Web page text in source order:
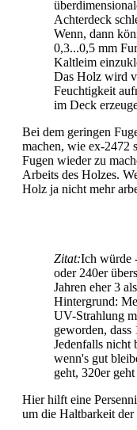
Achterdeck
Wenn, dann
0,3...0,5 mm
Kaltleim
Das Holz wird
Feuchtigkeit
im Deck
Bei dem geringen
machen, wie ex-2472
Fugen wieder zu
Arbeits des Holzes.
Holz ja nicht mehr
Zitat:Ich würde
oder 240er
Jahren eher 3
Hintergrund:
UV-Strahlung
geworden, dass
Jedenfalls nicht
wenn's gut
geht, 320er geht
Hier hilft eine
um die Haltbarkeit